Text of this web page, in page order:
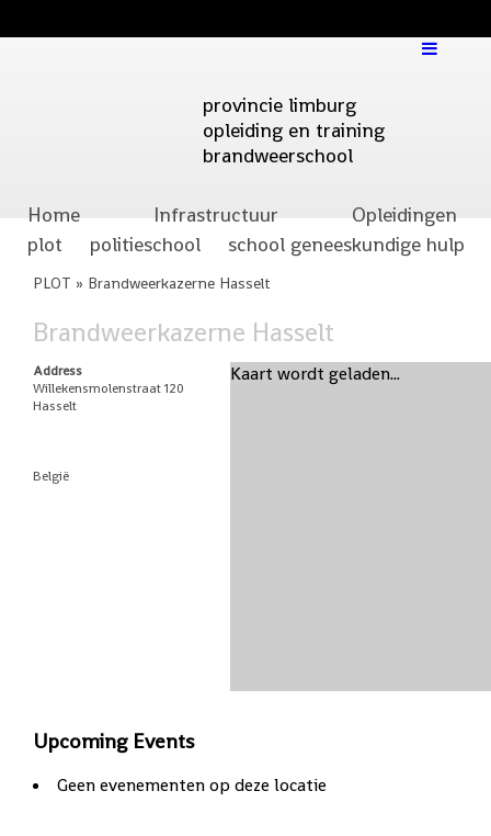
provincie limburg
opleiding en training
brandweerschool
Main menu
Skip to content
Home Infrastructuur
Opleidingen
plot
politieschool school geneeskundige hulp
PLOT » Brandweerkazerne Hasselt
Brandweerkazerne Hasselt
Kaart wordt geladen...
Address
Willekensmolenstraat 120
Hasselt
België
Upcoming Events
Geen evenementen op deze locatie